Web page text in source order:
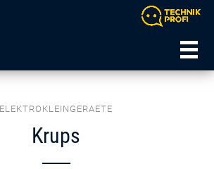
ELEKTROKLEINGERAETE
Krups